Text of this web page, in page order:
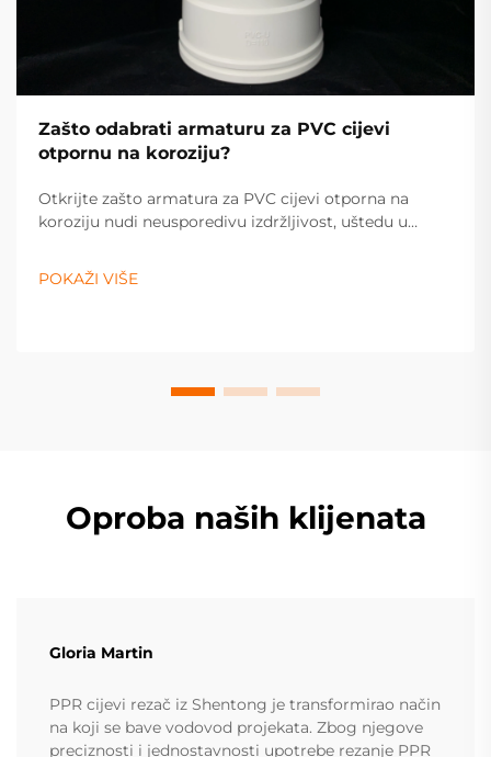
Zašto odabrati armaturu za PVC cijevi
otpornu na koroziju?
Otkrijte zašto armatura za PVC cijevi otporna na
koroziju nudi neusporedivu izdržljivost, uštedu u
sustave. Saznajte više već sada.
POKAŽI VIŠE
Oproba naših klijenata
Gloria Martin
PPR cijevi rezač iz Shentong je transformirao način
na koji se bave vodovod projekata. Zbog njegove
preciznosti i jednostavnosti upotrebe rezanje PPR